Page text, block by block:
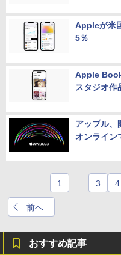
Appleが米
5％
Apple
スタジオ作
アップル、
オンライン
前へ
1 3 4
おすすめ記事